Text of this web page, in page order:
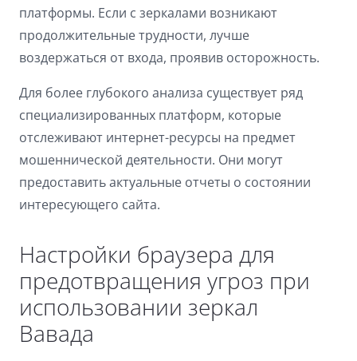
платформы. Если с зеркалами возникают
продолжительные трудности, лучше
воздержаться от входа, проявив осторожность.
Для более глубокого анализа существует ряд
специализированных платформ, которые
отслеживают интернет-ресурсы на предмет
мошеннической деятельности. Они могут
предоставить актуальные отчеты о состоянии
интересующего сайта.
Настройки браузера для
предотвращения угроз при
использовании зеркал
Вавада